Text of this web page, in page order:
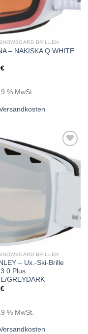
BRILLEN
– NAKISKA Q WHITE
€
% MwSt.
Add to
wishlist
BRILLEN
– Ux.-Ski-Brille
Plus
GREYDARK
€
% MwSt.